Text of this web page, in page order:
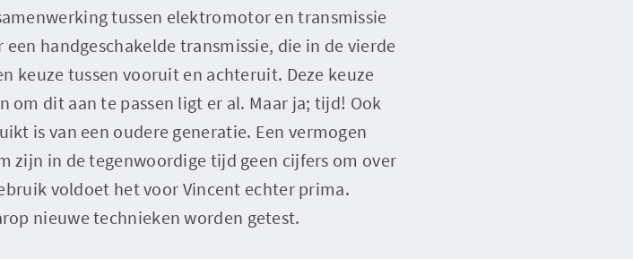
tussen elektromotor en transmissie
handgeschakelde transmissie, die in de vierde
keuze tussen vooruit en achteruit. Deze keuze
om dit aan te passen ligt er al. Maar ja; tijd! Ook
is van een oudere generatie. Een vermogen
zijn in de tegenwoordige tijd geen cijfers om over
voldoet het voor Vincent echter prima.
nieuwe technieken worden getest.